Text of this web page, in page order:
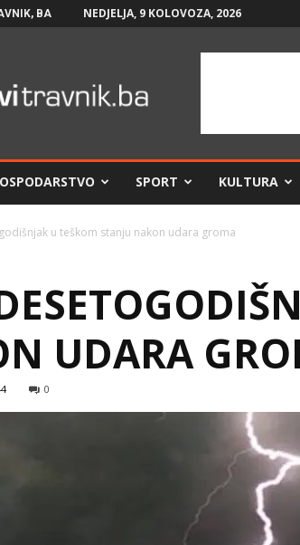
BA NEDJELJA, 9 KOLOVOZA, 2026
SPORT KULTURA
u teškom stanju nakon udara groma
UDARA
0